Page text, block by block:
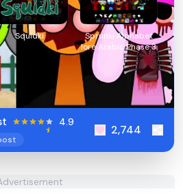
Squidki
Sprunki Alphabet
lore Arabic Phase 3
4.9
2,744